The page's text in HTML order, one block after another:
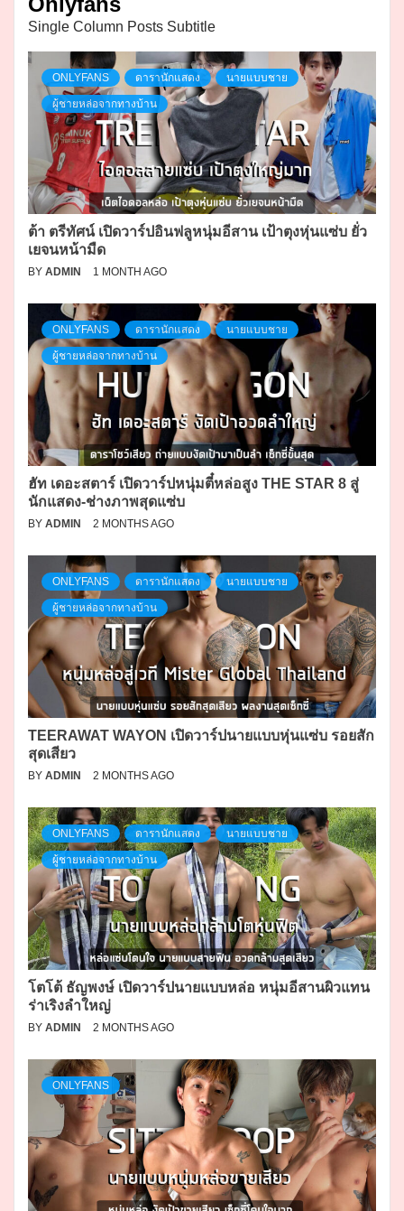
Single Column Posts Subtitle
ONLYFANS ดารานักแสดง นายแบบชาย
ผู้ชายหล่อจากทางบ้าน
ต้า ตรีทัศน์ เปิดวาร์ปอินฟลูหนุ่มอีสาน เป้าตุงหุ่นแซ่บ ยั่ว
เยจนหน้ามืด
BY ADMIN 1 MONTH AGO
ONLYFANS ดารานักแสดง นายแบบชาย
ผู้ชายหล่อจากทางบ้าน
ฮัท เดอะสตาร์ เปิดวาร์ปหนุ่มตี๋หล่อสูง THE STAR 8 สู่
นักแสดง-ช่างภาพสุดแซ่บ
BY ADMIN 2 MONTHS AGO
ONLYFANS ดารานักแสดง นายแบบชาย
ผู้ชายหล่อจากทางบ้าน
TEERAWAT WAYON เปิดวาร์ปนายแบบหุ่นแซ่บ รอยสัก
สุดเสียว
BY ADMIN 2 MONTHS AGO
ONLYFANS ดารานักแสดง นายแบบชาย
ผู้ชายหล่อจากทางบ้าน
โตโต้ ธัญพงษ์ เปิดวาร์ปนายแบบหล่อ หนุ่มอีสานผิวแทน
ร่าเริงลำใหญ่
BY ADMIN 2 MONTHS AGO
ONLYFANS